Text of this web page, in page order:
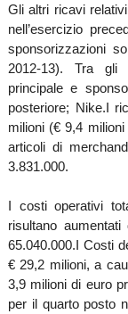
Gli altri ricavi
nell’esercizio
sponsorizzazioni
2012-13). Tra gli
principale e
posteriore; Nike.I
milioni (€ 9,4
articoli di
3.831.000.
I costi operativi
risultano
65.040.000.I Costi
€ 29,2 milioni, a
3,9 milioni di euro
per il quarto posto